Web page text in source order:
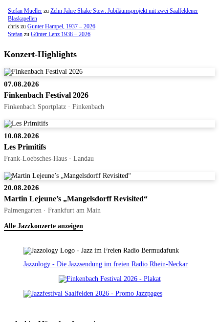
Stefan Mueller zu Zehn Jahre Shake Stew: Jubiläumsprojekt mit zwei Saalfeldener
Blaskapellen
chris zu Gunter Hampel, 1937 – 2026
Stefan zu Günter Lenz 1938 – 2026
Konzert-Highlights
07.08.2026
Finkenbach Festival 2026
Finkenbach Sportplatz · Finkenbach
10.08.2026
Les Primitifs
Frank-Loebsches-Haus · Landau
20.08.2026
Martin Lejeune’s „Mangelsdorff Revisited“
Palmengarten · Frankfurt am Main
Alle Jazzkonzerte anzeigen
Jazzology - Die Jazzsendung im freien Radio Rhein-Neckar